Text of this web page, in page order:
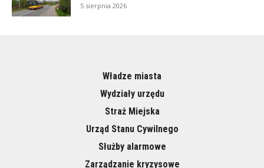
5 sierpnia 2026
Władze miasta
Wydziały urzędu
Straż Miejska
Urząd Stanu Cywilnego
Służby alarmowe
Zarządzanie kryzysowe